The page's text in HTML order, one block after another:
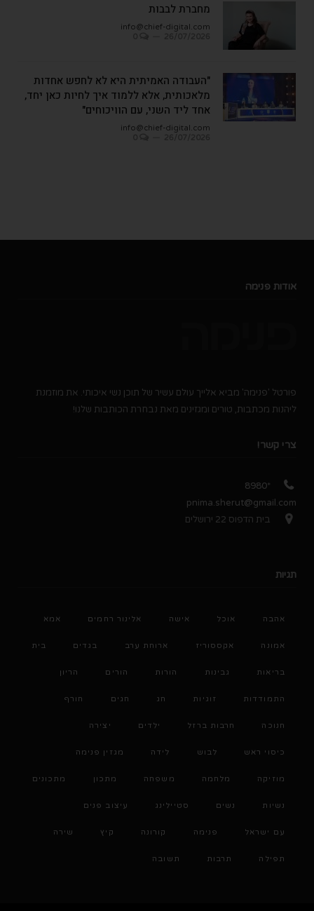
מחברת לבבות
info@chief-digital.com
"העבודה האמיתית היא לא לחפש אחדות
מלאכותית, אלא ללמוד איך לחיות כאן יחד,
אחד ליד השני, עם הוויכוחים"
info@chief-digital.com
אודות פנימה
פורטל 'פנימה' מביא אלייך עולם עשיר של תוכן נשי איכותי. את מוזמנת
ליהנות מכתבות, טורים ומגזינים מאת נבחרת הכותבות שלנו!
צרי קשר!
*8980
pnima.sherut@gmail.com
בית הדפוס 22 ירושלים
תגיות
אהבה אוכל אישה אלינור רחמים אמא
אמונה אקססוריז ארוחת ערב בגדים בית
בריאות גבינות הורות הורים הריון
התמודדות זוגיות חג חגים חורף
חנוכה חרבות ברזל ילדים יצירה
כיסוי ראש לבוש לידה מגזין פנימה
מוזיקה מלחמה משפחה מתכון מתכונים
נשיות נשים סטיילינג עיצוב פנים
עם ישראל פנימה קורונה קיץ שירה
תפילה תרבות תשובה